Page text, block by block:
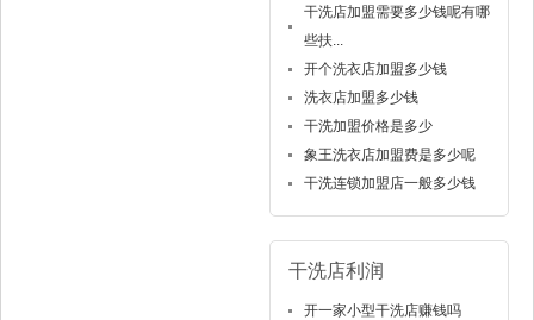
干洗店加盟需要多少钱呢有哪
些扶...
开个洗衣店加盟多少钱
洗衣店加盟多少钱
干洗加盟价格是多少
象王洗衣店加盟费是多少呢
干洗连锁加盟店一般多少钱
干洗店利润
开一家小型干洗店赚钱吗